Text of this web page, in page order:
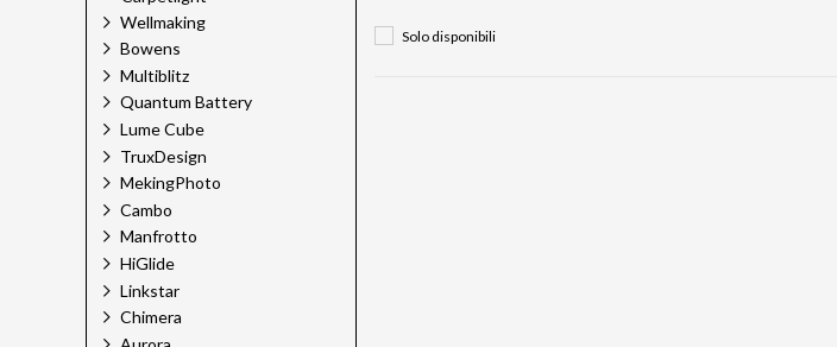
Solo disponibili
Wellmaking
Bowens
Multiblitz
Quantum Battery
Lume Cube
TruxDesign
MekingPhoto
Cambo
Manfrotto
HiGlide
Linkstar
Chimera